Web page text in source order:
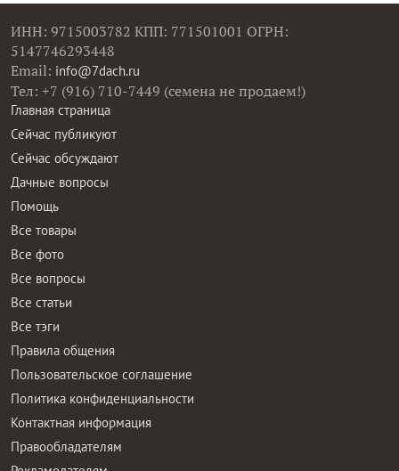
ИНН: 9715003782 КПП: 771501001 ОГРН:
5147746293448
Email: info@7dach.ru
Тел: +7 (916) 710-7449 (семена не продаем!)
Главная страница
Сейчас публикуют
Сейчас обсуждают
Дачные вопросы
Помощь
Все товары
Все фото
Все вопросы
Все статьи
Все тэги
Правила общения
Пользовательское соглашение
Политика конфиденциальности
Контактная информация
Правообладателям